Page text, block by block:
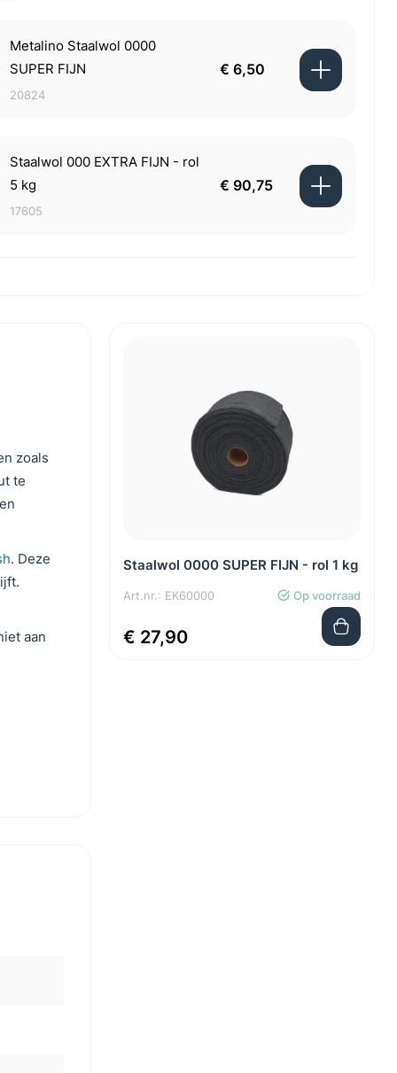
Metalino Staalwol 0000
SUPER FIJN
20824
€ 6,50
Staalwol 000 EXTRA FIJN - rol
5 kg
17605
€ 90,75
zoals
te
. Deze
aan
Staalwol 0000 SUPER FIJN - rol 1 kg
Art.nr.: EK60000 Op voorraad
€ 27,90